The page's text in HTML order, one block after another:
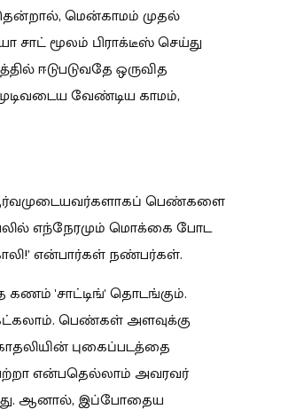
மென்காமம் முதல்
மூலம் பிராக்டீஸ் செய்து
ஈடுபடுவதே ஒருவித
வேண்டிய காமம்,
பெண்களை
எந்நேரமும் மொக்கை போட
என்பார்கள் நண்பர்கள்.
கணம் 'சாட்டிங்' தொடங்கும்.
பெண்கள் அளவுக்கு
புகைப்படத்தை
என்பதெல்லாம் அவரவர்
ஆனால், இப்போதைய